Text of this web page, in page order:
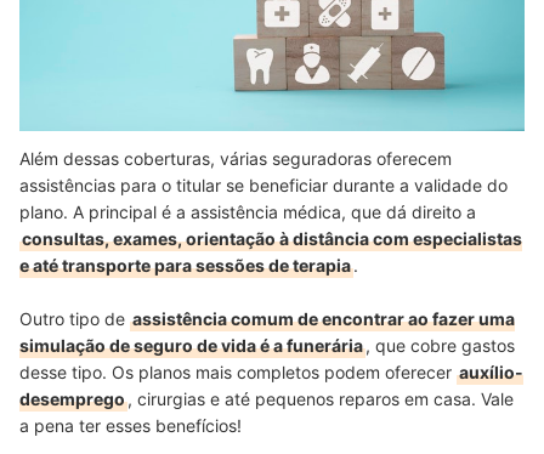
Além dessas coberturas, várias seguradoras oferecem
assistências para o titular se beneficiar durante a validade do
plano. A principal é a assistência médica, que dá direito a
consultas, exames, orientação à distância com especialistas
e até transporte para sessões de terapia.
Outro tipo de assistência comum de encontrar ao fazer uma
simulação de seguro de vida é a funerária, que cobre gastos
desse tipo. Os planos mais completos podem oferecer auxílio-
desemprego, cirurgias e até pequenos reparos em casa. Vale
a pena ter esses benefícios!